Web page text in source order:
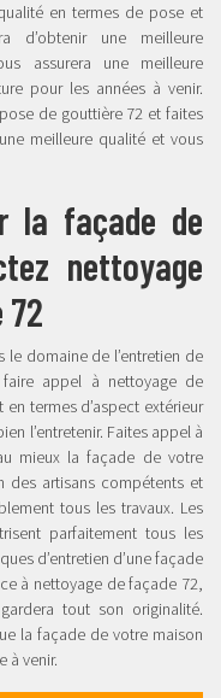
en termes de pose et
d’obtenir une meilleure
assurera une meilleure
pour les années à venir.
de gouttière 72 et faites
meilleure qualité et vous
la façade de
nettoyage
le domaine de l’entretien de
appel à nettoyage de
termes d’aspect extérieur
l’entretenir. Faites appel à
mieux la façade de votre
des artisans compétents et
tous les travaux. Les
parfaitement tous les
d’entretien d’une façade
à nettoyage de façade 72,
tout son originalité.
la façade de votre maison
à venir.